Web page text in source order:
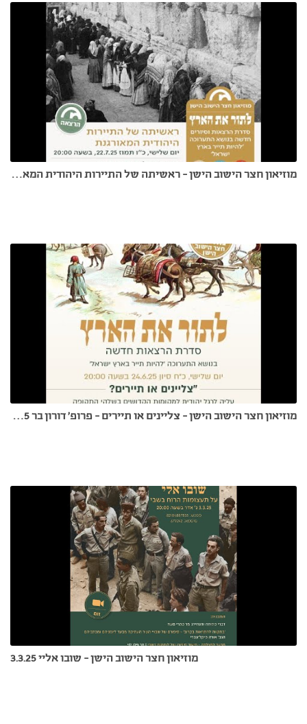
מוזיאון חצר הישוב הישן - ראשיתה של התיירות היהודית המאורגנת - פרופ' קובי כהן הטב - 22.7.25
מוזיאון חצר הישוב הישן - צליינים או תיירים - פרופ' דורון בר 24.6.25
מוזיאון חצר הישוב הישן - שובו אליי 3.3.25